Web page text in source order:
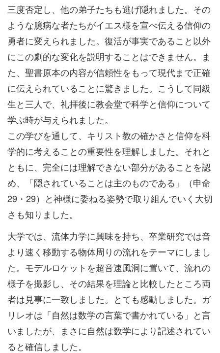
三度否定し、他の弟子たちも逃げ隠れました。その
ような臆病な者たちがイエス様を宣べ伝える信仰の
勇者に変えられました。復活が事実であること以外
にこの劇的な変化を説明することはできません。ま
た、聖書原本の内容が信頼性をもって現代まで正確
に伝えられていることに驚きました。こうして同級
生と三人で、礼拝後に教会堂で科学と信仰について
学ぶ時が与えられました。
この学びを通して、キリスト教の確かさと信仰を科
学的に考えることの重要性を理解しました。それと
ともに、完全には理解できない部分があることを認
め、「隠されていることは主のものである」（申命
29・29）と神様に委ねる姿勢で取り組んでいく大切
さも知りました。
大学では、流体力学に興味を持ち、卒業研究では音
より速く移動する物体周りの流れをテーマにしまし
た。モデルロケットを超音速風洞に置いて、流れの
様子を撮影し、その結果を理論と比較したところ両
者は見事に一致しました。とても感動しました。ガ
リレオは「自然は数学の言葉で書かれている」と言
いましたが、まさに自然は数学により記述されてい
ると確信しました。